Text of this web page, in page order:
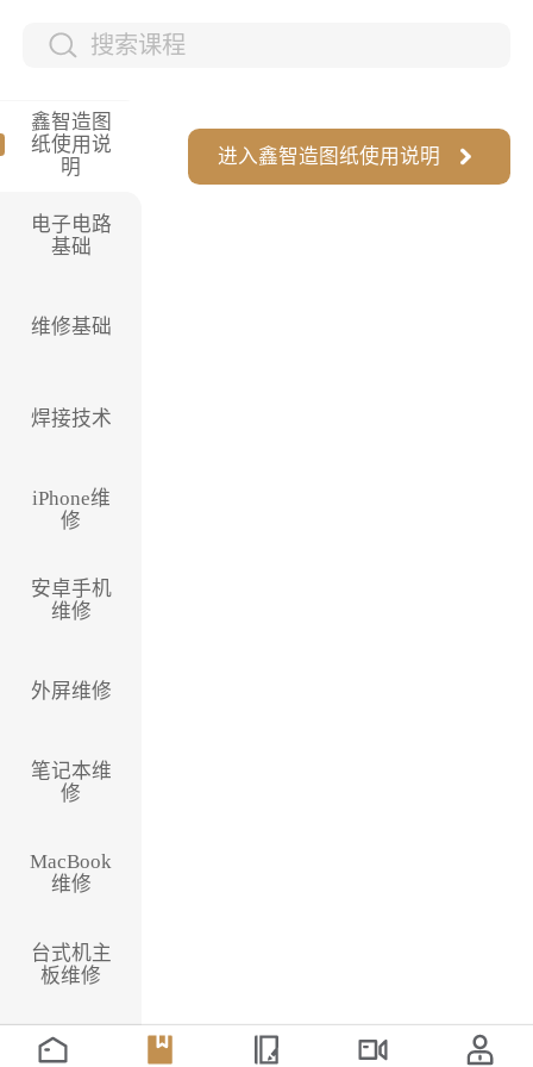
鑫智造图
纸使用说
明
电子电路
基础
维修基础
焊接技术
iPhone维
修
安卓手机
维修
外屏维修
笔记本维
修
MacBook
维修
台式机主
板维修
国产CPU
进入鑫智造图纸使用说明